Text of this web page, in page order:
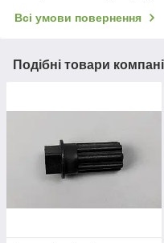
Всі умови повернення
Подібні товари